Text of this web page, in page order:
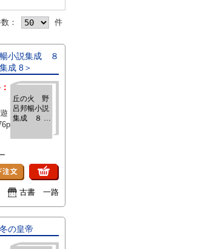
： 件
小説集成 ８
成 8＞
丘の火 野
呂邦暢小説
集成 ８ ＜
説集成 8＞
古書 一路
の皇帝